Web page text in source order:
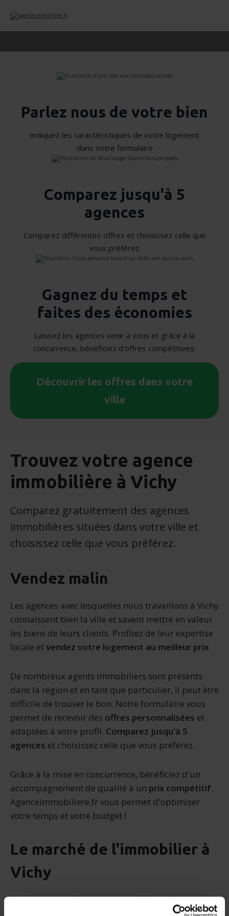
Parlez nous de votre bien
Indiquez les caractéristiques de votre logement
dans notre formulaire
Comparez jusqu'à 5
agences
Comparez différentes offres et choisissez celle que
vous préférez
Gagnez du temps et
faites des économies
Laissez les agences venir à vous et grâce à la
concurrence, bénéficiez d'offres compétitives.
Découvrir les offres dans votre
ville
Trouvez votre agence
immobilière à Vichy
Comparez gratuitement des agences
immobilières situées dans votre ville et
choisissez celle que vous préférez.
Vendez malin
Les agences avec lesquelles nous travaillons à Vichy
connaissent bien la ville et savent mettre en valeur
les biens de leurs clients. Profitez de leur expertise
locale etvendez votre logement au meilleur prix.
De nombreux agents immobiliers sont présents
dans la région et en tant que particulier, il peut être
difficile de trouver le bon. Notre formulaire vous
permet de recevoir des offres personnalisées et
adaptées à votre profil. Comparez jusqu'à 5
agences et choisissez celle que vous préférez.
Grâce à la mise en concurrence, bénéficiez d'un
accompagnement de qualité à un prix compétitif.
Agenceimmobiliere.fr vous permet d'optimiser
votre temps et votre budget !
Le marché de l'immobilier à
Vichy
Située dans le département de l’Allier, Vichy est une
ville moyenne où il fait bon vivre. Principalement